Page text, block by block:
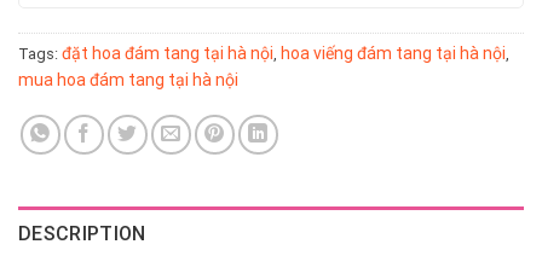
Tags: đặt hoa đám tang tại hà nội hoa viếng đám tang tại hà nội
mua hoa đám tang tại hà nội
DESCRIPTION